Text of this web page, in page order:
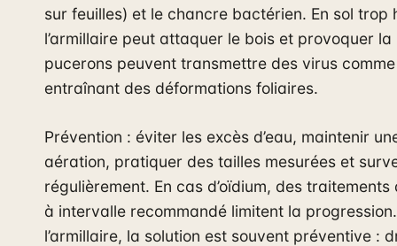
sur feuilles) et le chancre bactérien. En sol trop
l’armillaire peut attaquer le bois et provoquer la
pucerons peuvent transmettre des virus comme
entraînant des déformations foliaires.
Prévention : éviter les excès d’eau, maintenir
aération, pratiquer des tailles mesurées et
régulièrement. En cas d’oïdium, des traitements
à intervalle recommandé limitent la
l’armillaire, la solution est souvent préventive :